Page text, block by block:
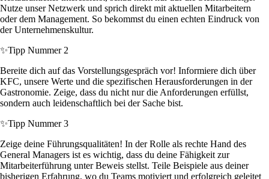
Nutze unser Netzwerk und sprich direkt mit aktuellen Mitarbeitern
oder dem Management. So bekommst du einen echten Eindruck von
der Unternehmenskultur.
✨Tipp Nummer 2
Bereite dich auf das Vorstellungsgespräch vor! Informiere dich über
KFC, unsere Werte und die spezifischen Herausforderungen in der
Gastronomie. Zeige, dass du nicht nur die Anforderungen erfüllst,
sondern auch leidenschaftlich bei der Sache bist.
✨Tipp Nummer 3
Zeige deine Führungsqualitäten! In der Rolle als rechte Hand des
General Managers ist es wichtig, dass du deine Fähigkeit zur
Mitarbeiterführung unter Beweis stellst. Teile Beispiele aus deiner
bisherigen Erfahrung, wo du Teams motiviert und erfolgreich geleitet